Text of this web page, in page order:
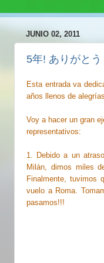
JUNIO 02, 2011
5年! ありがとう
Esta entrada va
años llenos de
Voy a hacer un gran
representativos:
1. Debido a un
Milán, dimos miles
Finalmente, tuvimos
vuelo a Roma.
pasamos!!!